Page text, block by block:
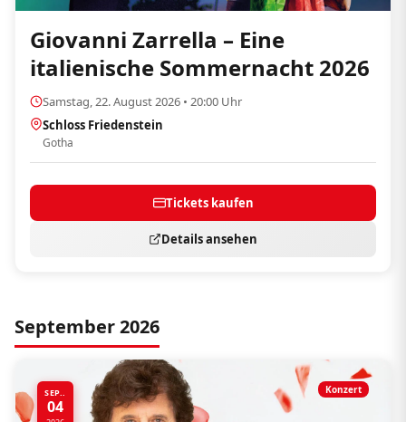
Giovanni Zarrella – Eine
italienische Sommernacht 2026
Samstag, 22. August 2026 • 20:00 Uhr
Schloss Friedenstein
Gotha
Tickets kaufen
Details ansehen
September 2026
SEP..
04
Konzert